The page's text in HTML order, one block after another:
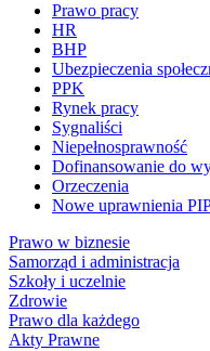
Prawo pracy
HR
BHP
Ubezpieczenia
PPK
Rynek pracy
Sygnaliści
Niepełnosprawność
Dofinansowanie do
Orzeczenia
Nowe uprawnienia
Prawo w biznesie
Samorząd i administracja
Szkoły i uczelnie
Zdrowie
Prawo dla każdego
Akty Prawne